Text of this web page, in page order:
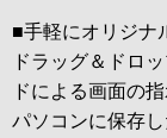
■手軽にオリジナ
ドラッグ＆ドロ
ドによる画面の
パソコンに保存